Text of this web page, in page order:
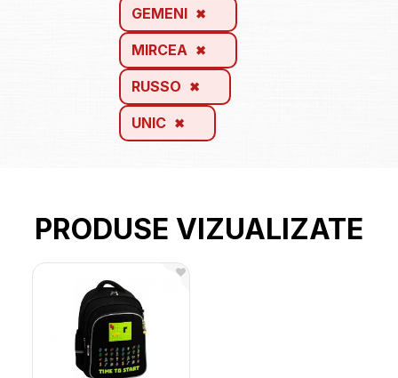
GEMENI
MIRCEA
RUSSO
UNIC
PRODUSE VIZUALIZATE